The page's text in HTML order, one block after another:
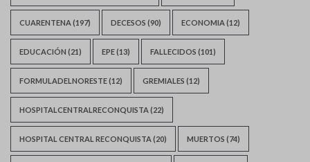
CUARENTENA (197) DECESOS (90) ECONOMIA (12)
EDUCACIÓN (21) EPE(13) FALLECIDOS (101)
FORMULADELNORESTE(12) GREMIALES (12)
HOSPITALCENTRALRECONQUISTA (22)
HOSPITAL CENTRAL RECONQUISTA (20) MUERTOS (74)